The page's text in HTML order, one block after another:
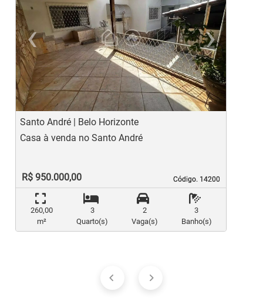
‹
Previous
›
Santo André | Belo Horizonte
Código. 14200
Código. 14200
Casa à venda no Santo André
R$ 950.000,00
260,00
m²
3
Quarto(s)
2
Vaga(s)
3
Banho(s)